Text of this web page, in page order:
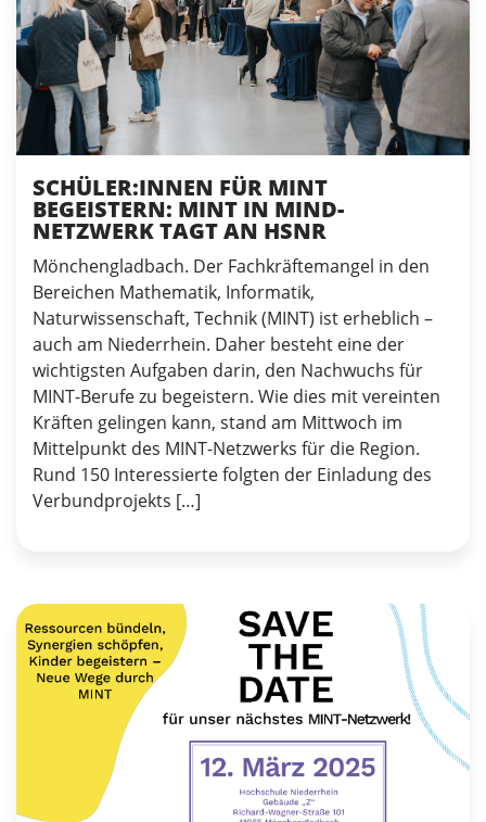
SCHÜLER:INNEN FÜR MINT
BEGEISTERN: MINT IN MIND-
NETZWERK TAGT AN HSNR
Mönchengladbach. Der Fachkräftemangel in den
Bereichen Mathematik, Informatik,
Naturwissenschaft, Technik (MINT) ist erheblich –
auch am Niederrhein. Daher besteht eine der
wichtigsten Aufgaben darin, den Nachwuchs für
MINT-Berufe zu begeistern. Wie dies mit vereinten
Kräften gelingen kann, stand am Mittwoch im
Mittelpunkt des MINT-Netzwerks für die Region.
Rund 150 Interessierte folgten der Einladung des
Verbundprojekts […]